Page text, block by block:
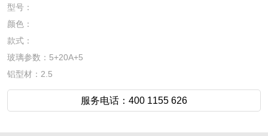
型号：
颜色：
款式：
玻璃参数：5+20A+5
铝型材：2.5
服务电话：400 1155 626